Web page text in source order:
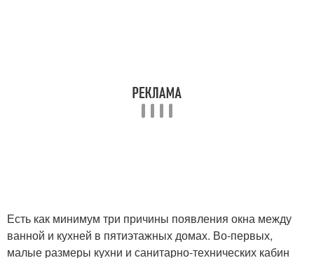
Есть как минимум три причины появления окна между
ванной и кухней в пятиэтажных домах. Во-первых,
малые размеры кухни и санитарно-технических кабин